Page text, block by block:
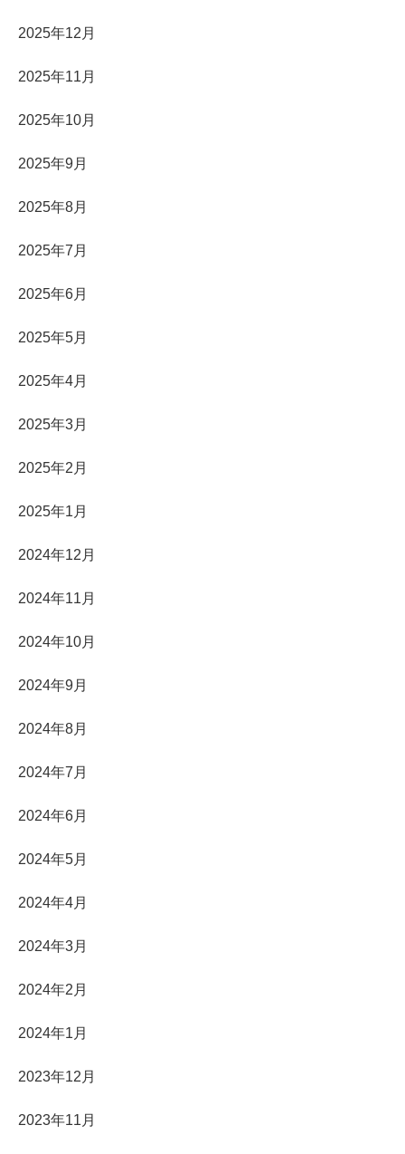
2025年12月
2025年11月
2025年10月
2025年9月
2025年8月
2025年7月
2025年6月
2025年5月
2025年4月
2025年3月
2025年2月
2025年1月
2024年12月
2024年11月
2024年10月
2024年9月
2024年8月
2024年7月
2024年6月
2024年5月
2024年4月
2024年3月
2024年2月
2024年1月
2023年12月
2023年11月